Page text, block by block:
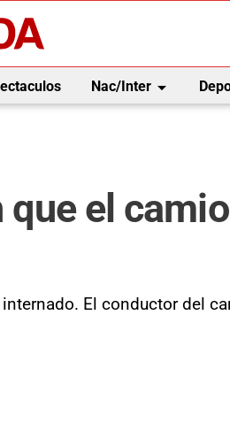
Nac/Interarrow_drop_down
el
El conductor del